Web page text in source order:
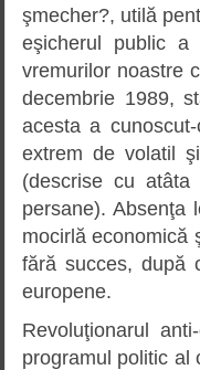
şmecher?, utilă
eşicherul public a
vremurilor noastre
decembrie 1989,
acesta a
extrem de volatil
(descrise cu
persane). Absenţa
mocirlă economică
fără succes, după
europene.
Revoluţionarul
programul politic al